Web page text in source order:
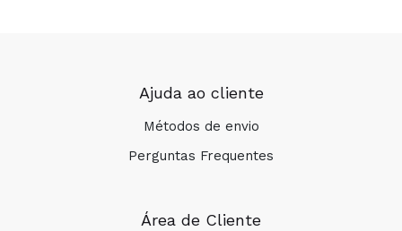
Ajuda ao cliente
Métodos de envio
Perguntas Frequentes
Área de Cliente